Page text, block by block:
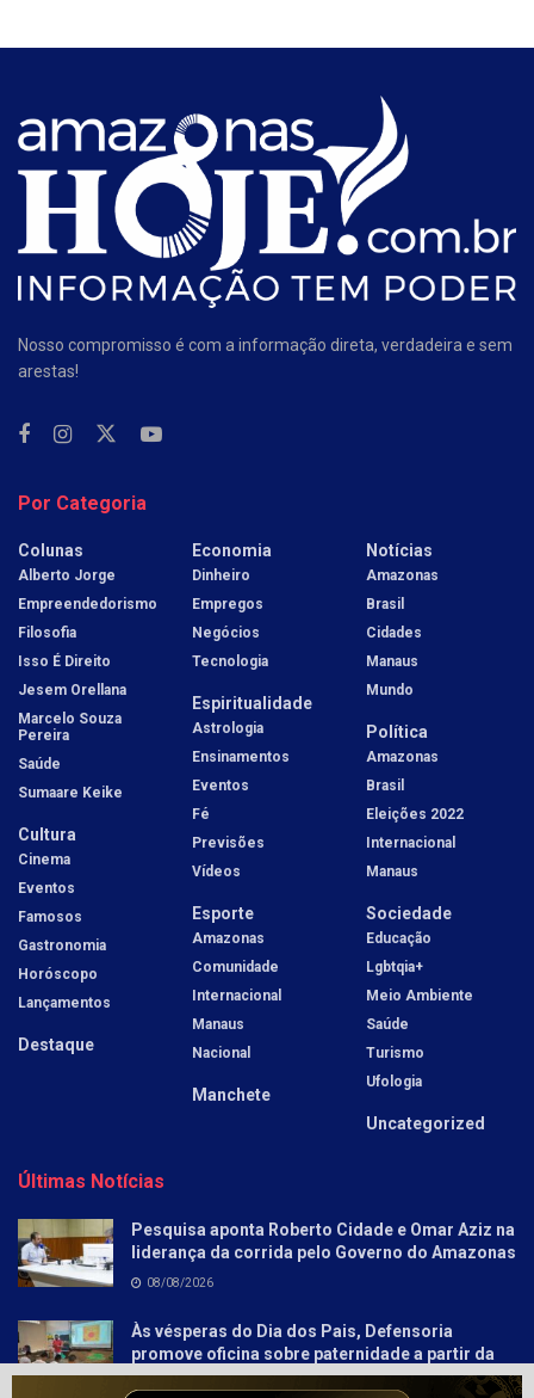
Nosso compromisso é com a informação direta, verdadeira e sem
arestas!
Por Categoria
Colunas
Alberto Jorge
Empreendedorismo
Filosofia
Isso É Direito
Jesem Orellana
Marcelo Souza
Pereira
Saúde
Sumaare Keike
Cultura
Cinema
Eventos
Famosos
Gastronomia
Horóscopo
Lançamentos
Destaque
Economia
Dinheiro
Empregos
Negócios
Tecnologia
Espiritualidade
Astrologia
Ensinamentos
Eventos
Fé
Previsões
Vídeos
Esporte
Amazonas
Comunidade
Internacional
Manaus
Nacional
Manchete
Notícias
Amazonas
Brasil
Cidades
Manaus
Mundo
Política
Amazonas
Brasil
Eleições 2022
Internacional
Manaus
Sociedade
Educação
Lgbtqia+
Meio Ambiente
Saúde
Turismo
Ufologia
Uncategorized
Últimas Notícias
Pesquisa aponta Roberto Cidade e Omar Aziz na
liderança da corrida pelo Governo do Amazonas
08/08/2026
Às vésperas do Dia dos Pais, Defensoria
promove oficina sobre paternidade a partir da
literatura para socioeducandos